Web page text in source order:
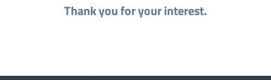
Thank you for your interest.